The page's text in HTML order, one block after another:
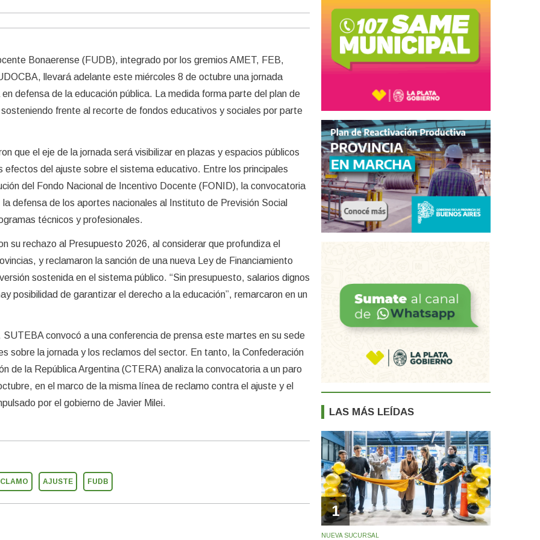
Bonaerense (FUDB), integrado por los gremios AMET, FEB,
llevará adelante este miércoles 8 de octubre una jornada
defensa de la educación pública. La medida forma parte del plan de
frente al recorte de fondos educativos y sociales por parte
que el eje de la jornada será visibilizar en plazas y espacios públicos
efectos del ajuste sobre el sistema educativo. Entre los principales
del Fondo Nacional de Incentivo Docente (FONID), la convocatoria
defensa de los aportes nacionales al Instituto de Previsión Social
técnicos y profesionales.
su rechazo al Presupuesto 2026, al considerar que profundiza el
y reclamaron la sanción de una nueva Ley de Financiamiento
sostenida en el sistema público. “Sin presupuesto, salarios dignos
posibilidad de garantizar el derecho a la educación”, remarcaron en un
convocó a una conferencia de prensa este martes en su sede
sobre la jornada y los reclamos del sector. En tanto, la Confederación
de la República Argentina (CTERA) analiza la convocatoria a un paro
en el marco de la misma línea de reclamo contra el ajuste y el
por el gobierno de Javier Milei.
AJUSTE FUDB
LAS MÁS LEÍDAS
1
NUEVA SUCURSAL